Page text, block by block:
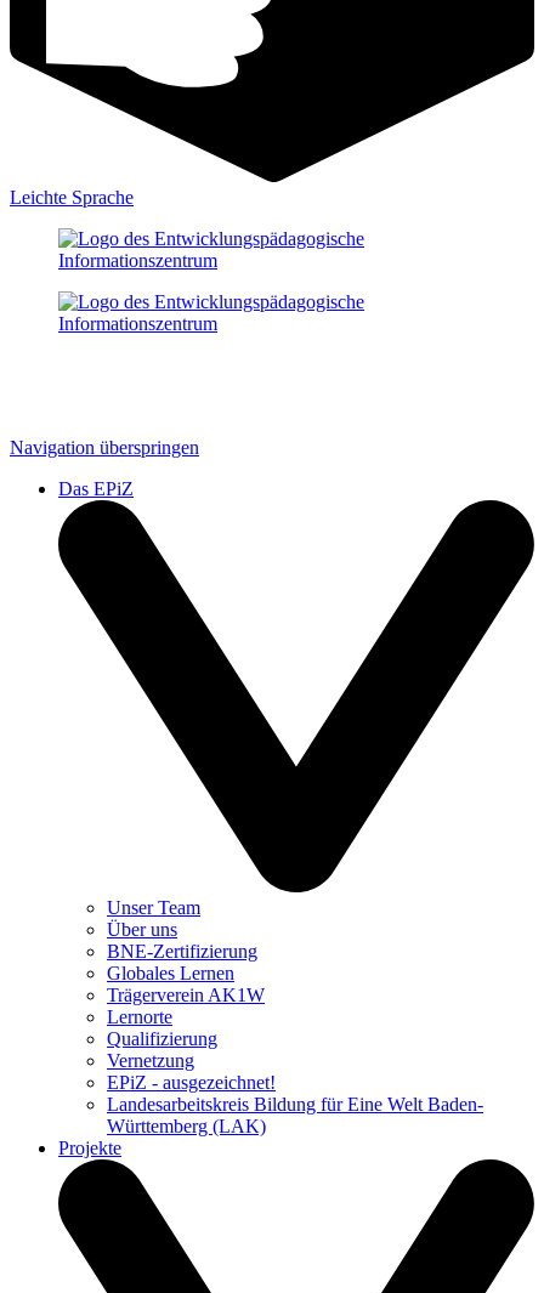
Leichte Sprache
Navigation überspringen
Das EPiZ
Unser Team
Über uns
BNE-Zertifizierung
Globales Lernen
Trägerverein AK1W
Lernorte
Qualifizierung
Vernetzung
EPiZ - ausgezeichnet!
Landesarbeitskreis Bildung für Eine Welt Baden-
Württemberg (LAK)
Projekte